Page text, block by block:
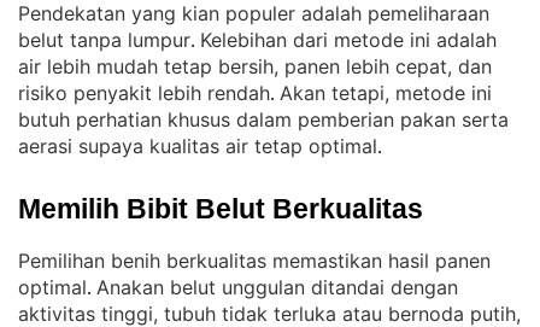
Pendekatan yang kian populer adalah pemeliharaan
belut tanpa lumpur. Kelebihan dari metode ini adalah
air lebih mudah tetap bersih, panen lebih cepat, dan
risiko penyakit lebih rendah. Akan tetapi, metode ini
butuh perhatian khusus dalam pemberian pakan serta
aerasi supaya kualitas air tetap optimal.
Memilih Bibit Belut Berkualitas
Pemilihan benih berkualitas memastikan hasil panen
optimal. Anakan belut unggulan ditandai dengan
aktivitas tinggi, tubuh tidak terluka atau bernoda putih,